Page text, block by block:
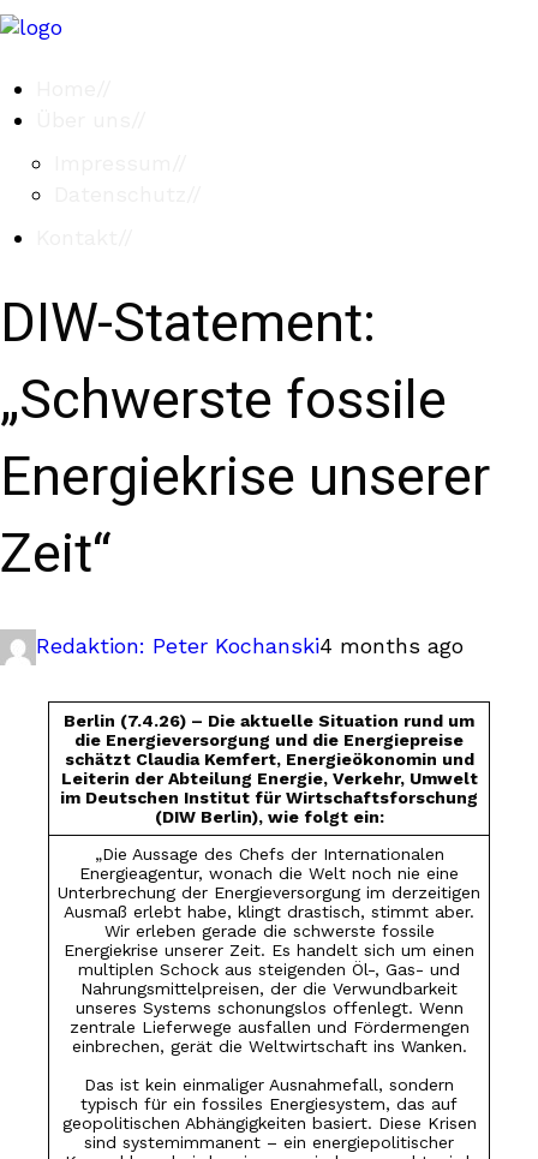
DIW-Statement:
„Schwerste fossile
Energiekrise unserer
Zeit“
Redaktion: Peter Kochanski4 months ago
Berlin (7.4.26) – Die aktuelle Situation rund um
die Energieversorgung und die Energiepreise
schätzt Claudia Kemfert, Energieökonomin und
Leiterin der Abteilung Energie, Verkehr, Umwelt
im Deutschen Institut für Wirtschaftsforschung
(DIW Berlin), wie folgt ein:
„Die Aussage des Chefs der Internationalen
Energieagentur, wonach die Welt noch nie eine
Unterbrechung der Energieversorgung im derzeitigen
Ausmaß erlebt habe, klingt drastisch, stimmt aber.
Wir erleben gerade die schwerste fossile
Energiekrise unserer Zeit. Es handelt sich um einen
multiplen Schock aus steigenden Öl-, Gas- und
Nahrungsmittelpreisen, der die Verwundbarkeit
unseres Systems schonungslos offenlegt. Wenn
zentrale Lieferwege ausfallen und Fördermengen
einbrechen, gerät die Weltwirtschaft ins Wanken.
Das ist kein einmaliger Ausnahmefall, sondern
typisch für ein fossiles Energiesystem, das auf
geopolitischen Abhängigkeiten basiert. Diese Krisen
sind systemimmanent – ein energiepolitischer